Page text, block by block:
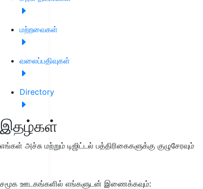
மற்றவைகள்
வலைப்பதிவுகள்
Directory
இதழ்கள்
எங்கள் அச்சு மற்றும் டிஜிட்டல் பத்திரிகைகளுக்கு குழுசேரவும்
சமூக ஊடகங்களில் எங்களுடன் இணைக்கவும்: